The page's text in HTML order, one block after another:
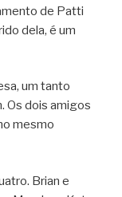
de Patti
dela, é um
um tanto
Os dois amigos
mesmo
Brian e